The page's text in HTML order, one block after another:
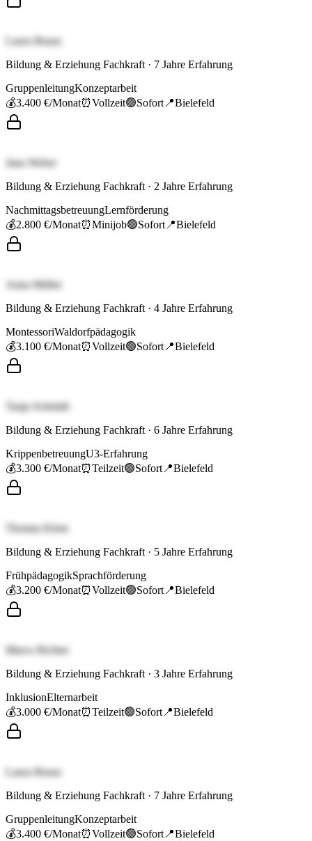
Laura Braun
Bildung & Erziehung Fachkraft · 7 Jahre Erfahrung
GruppenleitungKonzeptarbeit
💰3.400 €/Monat⏰Vollzeit🟢Sofort 📍Bielefeld
Jana Weber
Bildung & Erziehung Fachkraft · 2 Jahre Erfahrung
NachmittagsbetreuungLernförderung
💰2.800 €/Monat⏰Minijob🟢Sofort 📍Bielefeld
Anna Müller
Bildung & Erziehung Fachkraft · 4 Jahre Erfahrung
MontessoriWaldorfpädagogik
💰3.100 €/Monat⏰Vollzeit🟢Sofort 📍Bielefeld
Tanja Schmidt
Bildung & Erziehung Fachkraft · 6 Jahre Erfahrung
KrippenbetreuungU3-Erfahrung
💰3.300 €/Monat⏰Teilzeit🟢Sofort 📍Bielefeld
Thomas Klein
Bildung & Erziehung Fachkraft · 5 Jahre Erfahrung
FrühpädagogikSprachförderung
💰3.200 €/Monat⏰Vollzeit🟢Sofort 📍Bielefeld
Marco Richter
Bildung & Erziehung Fachkraft · 3 Jahre Erfahrung
InklusionElternarbeit
💰3.000 €/Monat⏰Teilzeit🟢Sofort 📍Bielefeld
Laura Braun
Bildung & Erziehung Fachkraft · 7 Jahre Erfahrung
GruppenleitungKonzeptarbeit
💰3.400 €/Monat⏰Vollzeit🟢Sofort 📍Bielefeld